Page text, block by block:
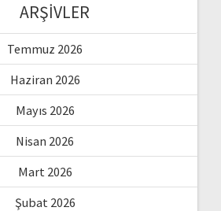
ARŞIVLER
Temmuz 2026
Haziran 2026
Mayıs 2026
Nisan 2026
Mart 2026
Şubat 2026